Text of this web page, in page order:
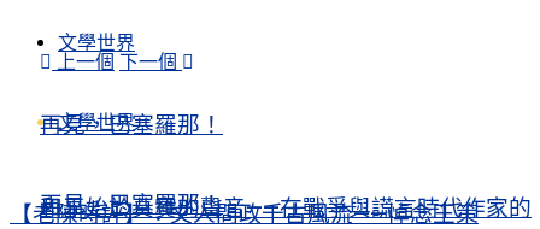
文學世界
再見，巴塞羅那！
和平始於真實的聲音——在戰爭與謊言時代作家的
上一個 下一個
文學世界
再見，巴塞羅那！
【老陳時評】：文人問政千古風流——悼念王策